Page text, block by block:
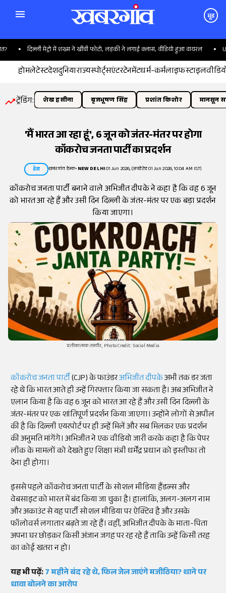
मूड
दिल्ली मेट्रो में शख्स ने खींची फोटो, लड़की ने लगाई क्लास, वीडियो हुआ वायरल UPI
होमलेटेस्टदेशदुनियाराज्यस्पोर्ट्सएंटरटेनमेंटधर्म-कर्मलाइफस्टाइल
ट्रेंडिंग: शेख हसीना बृजभूषण सिंह प्रशांत किशोर मानसून
'मैं भारत आ रहा हूं', 6 जून को जंतर-मंतर पर होगा
कॉकरोच जनता पार्टी का प्रदर्शन
देश खबरगांव डेस्क•NEW DELHI01 Jun 2026, (अपडेटेड 01 Jun 2026, 10:04 AM IST)
कॉकरोच जनता पार्टी बनाने वाले अभिजीत दीपके ने कहा है कि वह 6 जून
को भारत आ रहे हैं और उसी दिन दिल्ली के जंतर-मंतर पर एक बड़ा प्रदर्शन
किया जाएगा।
प्रतीकात्मक तस्वीर, Photo Credit: Social Media
कॉकरोच जनता पार्टी(CJP) के फाउंडरअभिजीत दीपकेअभी तक डर जता
रहे थे कि भारत आते ही उन्हें गिरफ्तार किया जा सकता है। अब अभिजीत ने
एलान किया है कि वह 6 जून को भारत आ रहे हैं और उसी दिन दिल्ली के
जंतर-मंतर पर एक शांतिपूर्ण प्रदर्शन किया जाएगा। उन्होंने लोगों से अपील
की है कि दिल्ली एयरपोर्ट पर ही उन्हें मिलें और सब मिलकर एक प्रदर्शन
की अनुमति मांगेंगे। अभिजीत ने एक वीडियो जारी करके कहा है कि पेपर
लीक के मामलों को देखते हुए शिक्षा मंत्री धर्मेंद्र प्रधान को इस्तीफा तो
देना ही होगा।
इससे पहले कॉकरोच जनता पार्टी के सोशल मीडिया हैंडल्स और
वेबसाइट को भारत में बंद किया जा चुका है। हालांकि, अलग-अलग नाम
और अकाउंट से यह पार्टी सोशल मीडिया पर ऐक्टिव है और उसके
फॉलोवर्स लगातार बढ़ते जा रहे हैं। वहीं, अभिजीत दीपके के माता-पिता
अपना घर छोड़कर किसी अंजान जगह पर रह रहे हैं ताकि उन्हें किसी तरह
का कोई खतरा न हो।
यह भी पढ़ें:7 महीने बंद रहे थे, फिल जेल जाएंगे मजीठिया? थाने पर
धावा बोलने का आरोप